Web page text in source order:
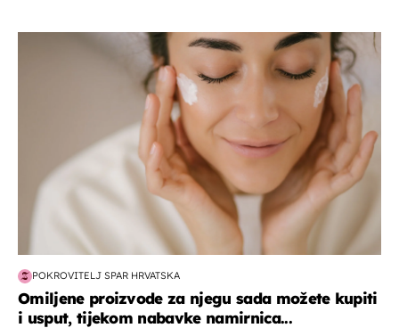
moda & ljepota
POKROVITELJ SPAR HRVATSKA
Omiljene proizvode za njegu sada možete kupiti
i usput, tijekom nabavke namirnica...